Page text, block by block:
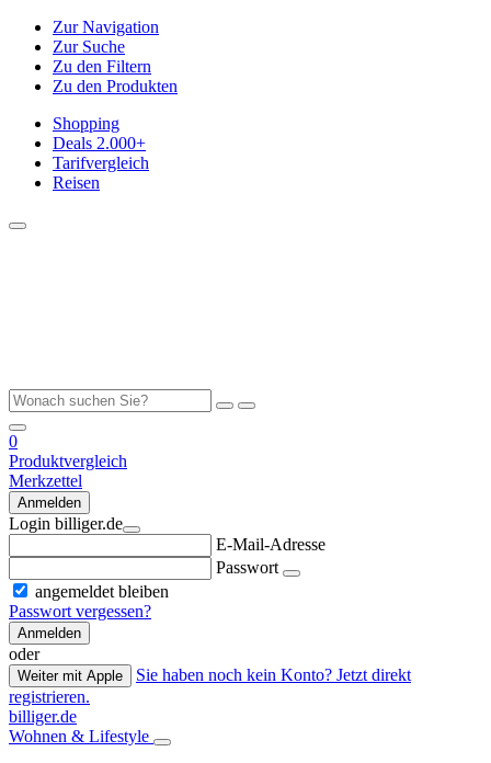
Zur Navigation
Zur Suche
Zu den Filtern
Zu den Produkten
Shopping
Deals 2.000+
Tarifvergleich
Reisen
0
Produktvergleich
Merkzettel
Anmelden
Login billiger.de
E-Mail-Adresse
Passwort
angemeldet bleiben
Passwort vergessen?
Anmelden
oder
Weiter mit Apple
Sie haben noch kein Konto? Jetzt direkt
registrieren.
billiger.de
Wohnen & Lifestyle